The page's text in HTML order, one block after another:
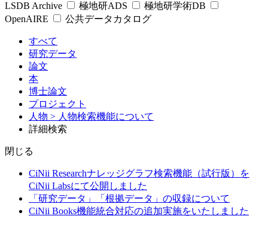
LSDB Archive
極地研ADS
極地研学術DB
OpenAIRE
公共データカタログ
すべて
研究データ
論文
本
博士論文
プロジェクト
人物 > 人物検索機能について
詳細検索
閉じる
CiNii Researchナレッジグラフ検索機能（試行版）を
CiNii Labsにて公開しました
「研究データ」「根拠データ」の収録について
CiNii Books機能統合対応の追加実施をいたしました